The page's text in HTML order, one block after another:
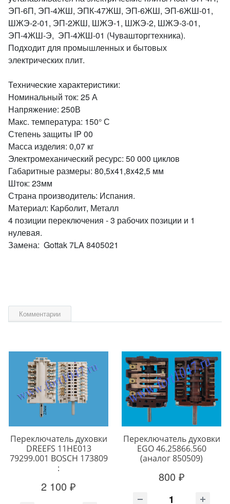
ЭП-6П, ЭП-4ЖШ, ЭПК-47ЖШ, ЭП-6ЖШ, ЭП-6ЖШ-01,
ШЖЭ-2-01, ЭП-2ЖШ, ШЖЭ-1, ШЖЭ-2, ШЖЭ-3-01,
ЭП-4ЖШ-Э, ЭП-4ЖШ-01 (Чувашторгтехника).
Подходит для промышленных и бытовых
электрических плит.
Технические характеристики:
Номинальный ток: 25 А
Напряжение: 250В
Макс. температура: 150° С
Степень защиты IP 00
Масса изделия: 0,07 кг
Электромеханический ресурс: 50 000 циклов
Габаритные размеры: 80,5x41,8x42,5 мм
Шток: 23мм
Страна производитель: Испания.
Материал: Карболит, Металл
4 позиции переключения - 3 рабочих позиции и 1
нулевая.
Замена: Gottak 7LA 8405021
Комментарии
Переключатель духовки
DREEFS 11HE013
79299.001 BOSCH 173809
:
2 100 ₽
Переключатель духовки
EGO 46.25866.560
(аналог 850509)
800 ₽